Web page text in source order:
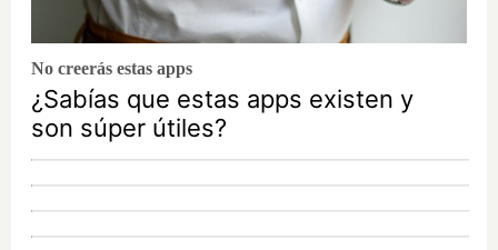
No creerás estas apps
¿Sabías que estas apps existen y
son súper útiles?